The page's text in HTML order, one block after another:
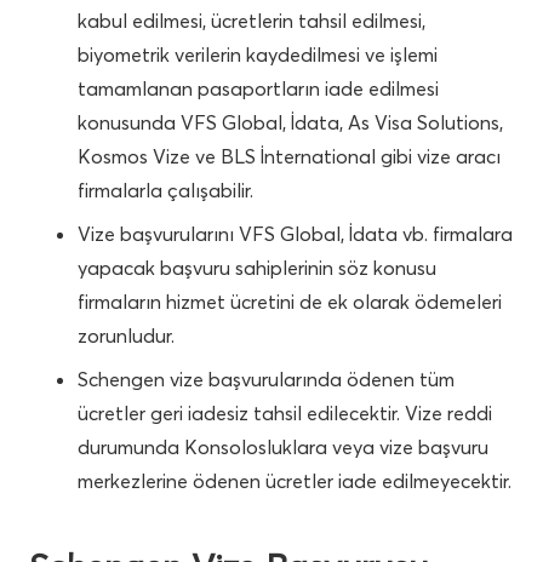
kabul edilmesi, ücretlerin tahsil edilmesi,
biyometrik verilerin kaydedilmesi ve işlemi
tamamlanan pasaportların iade edilmesi
konusunda VFS Global, İdata, As Visa Solutions,
Kosmos Vize ve BLS İnternational gibi vize aracı
firmalarla çalışabilir.
Vize başvurularını VFS Global, İdata vb. firmalara
yapacak başvuru sahiplerinin söz konusu
firmaların hizmet ücretini de ek olarak ödemeleri
zorunludur.
Schengen vize başvurularında ödenen tüm
ücretler geri iadesiz tahsil edilecektir. Vize reddi
durumunda Konsolosluklara veya vize başvuru
merkezlerine ödenen ücretler iade edilmeyecektir.